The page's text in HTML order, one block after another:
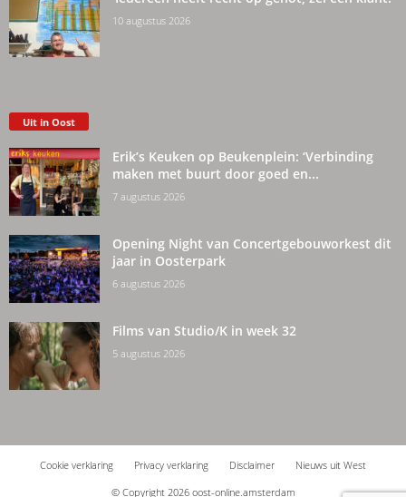
10 augustus 2026
Uit in Oost
Erik’s Keuken op Beukenplein: ‘Verbinding
maken met buurt door goed en...
7 augustus 2026
Opening Night van Concertgebouworkest dit
jaar in Oosterpark
6 augustus 2026
Films van Studio/K in week 32
5 augustus 2026
Cookie verklaring Privacy verklaring Disclaimer
Nieuws uit West
© Copyright 2026 oost-online.amsterdam